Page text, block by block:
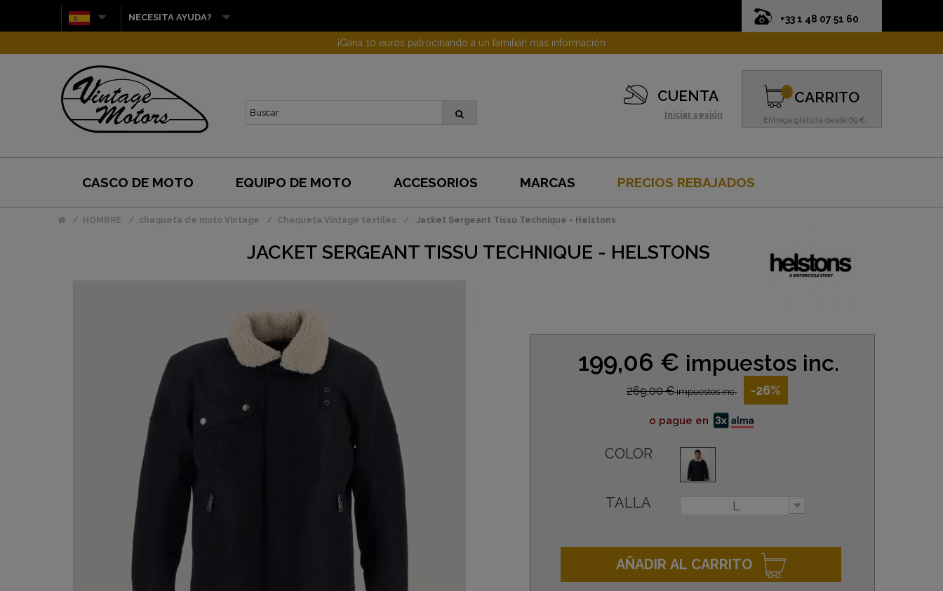
+33 1 48 07 51 60
NECESITA AYUDA?
¡Gana 10 euros patrocinando a un familiar! más información
CUENTA
Iniciar sesión
CARRITO
Entrega gratuita desde 69 €.
0
CASCO DE MOTO EQUIPO DE MOTO ACCESORIOS MARCAS PRECIOS REBAJADOS
HOMBRE chaqueta de moto Vintage Chaqueta Vintage textiles Jacket Sergeant Tissu Technique - Helstons
JACKET SERGEANT TISSU TECHNIQUE - HELSTONS
199,06 € impuestos inc.
269,00 €impuestos inc. -26%
o pague en
COLOR
TALLA L
AÑADIR AL CARRITO